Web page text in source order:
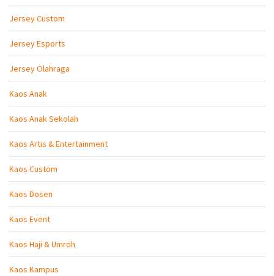
Jersey Custom
Jersey Esports
Jersey Olahraga
Kaos Anak
Kaos Anak Sekolah
Kaos Artis & Entertainment
Kaos Custom
Kaos Dosen
Kaos Event
Kaos Haji & Umroh
Kaos Kampus